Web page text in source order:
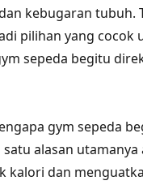
kebugaran tubuh.
pilihan yang
sepeda begitu
gym sepeda
satu alasan
kalori dan